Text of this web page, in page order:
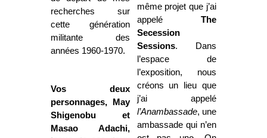
recherches sur
cette génération
militante des
années 1960-1970.
Vos deux
personnages, May
Shigenobu et
Masao Adachi,
même projet que j’ai
appelé The
Secession
Sessions. Dans
l’espace de
l’exposition, nous
créons un lieu que
j’ai appelé
l’Anambassade, une
ambassade qui n’en